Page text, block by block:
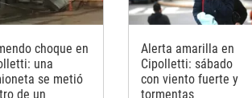
choque en
una
se metió
de un
Alerta amarilla en
Cipolletti: sábado
con viento fuerte y
tormentas